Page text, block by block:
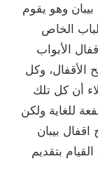
وهو يقوم
الخاص
الأبواب
الأقفال، وكل
أن كل تلك
للغاية ولكن
بيبان
بتقديم